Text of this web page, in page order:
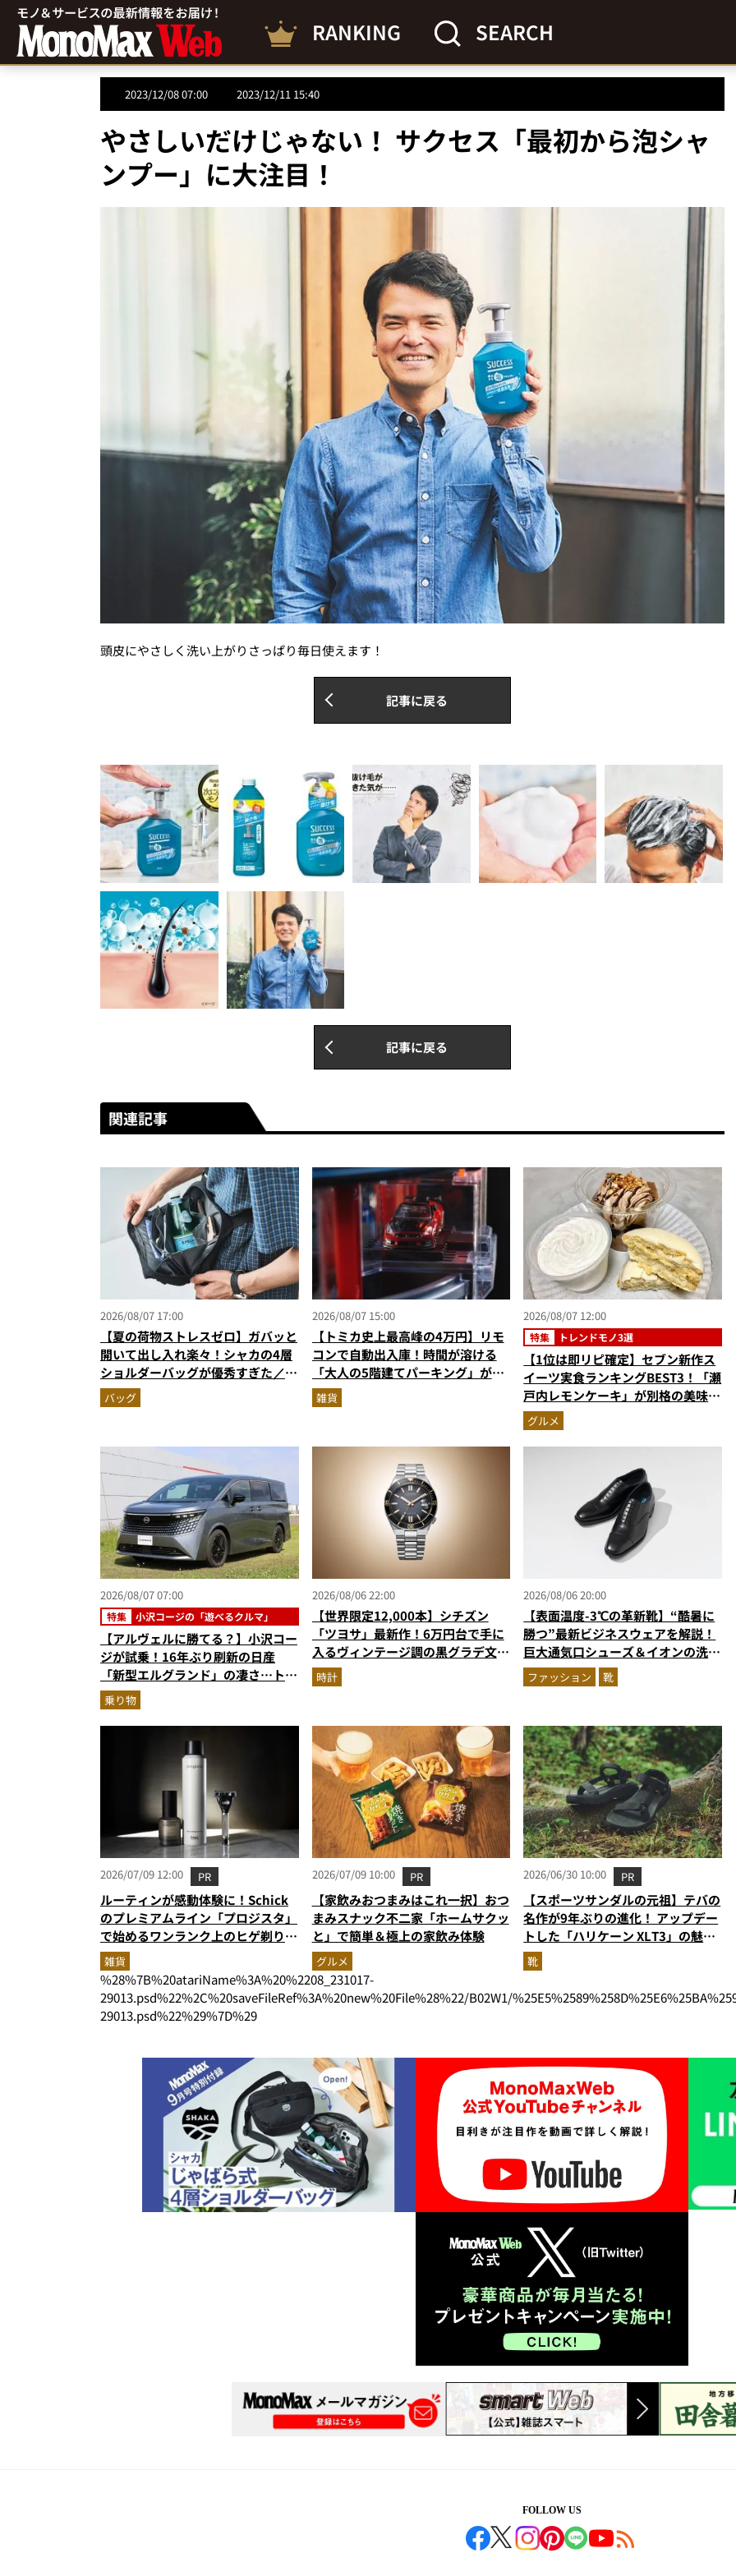
RANKING SEARCH
2023/12/08 07:00 2023/12/11 15:40
やさしいだけじゃない！ サクセス「最初から泡シャ
ンプー」に大注目！
頭皮にやさしく洗い上がりさっぱり毎日使えます！
記事に戻る
記事に戻る
関連記事
2026/08/07 17:00
【夏の荷物ストレスゼロ】ガバッと
開いて出し入れ楽々！シャカの4層
ショルダーバッグが優秀すぎた／
MonoMax9月号付録
バッグ
2026/08/07 15:00
【トミカ史上最高峰の4万円】リモ
コンで自動出入庫！時間が溶ける
「大人の5階建てパーキング」が凄
すぎる
雑貨
2026/08/07 12:00
特集 トレンドモノ3選
【1位は即リピ確定】セブン新作ス
イーツ実食ランキングBEST3！「瀬
戸内レモンケーキ」が別格の美味
さ…ショコラシフォンから塩バニラ
プリンまで本気レビュー
グルメ
2026/08/07 07:00
特集 小沢コージの「遊べるクルマ」
【アルヴェルに勝てる？】小沢コー
ジが試乗！16年ぶり刷新の日産
「新型エルグランド」の凄さ…トル
ク500Nm超の第3世代e-POWER＆
和の格調高きデザインを徹底チェッ
ク
乗り物
2026/08/06 22:00
【世界限定12,000本】シチズン
「ツヨサ」最新作！6万円台で手に
入るヴィンテージ調の黒グラデ文字
盤が男心をくすぐる
時計
2026/08/06 20:00
【表面温度-3℃の革新靴】“酷暑に
勝つ”最新ビジネスウェアを解説！
巨大通気口シューズ＆イオンの洗え
る1万円台セットアップほか
ファッション 靴
2026/07/09 12:00 PR
ルーティンが感動体験に！Schick
のプレミアムライン「プロジスタ」
で始めるワンランク上のヒゲ剃り習
慣
雑貨
2026/07/09 10:00 PR
【家飲みおつまみはこれ一択】おつ
まみスナック不二家「ホームサクッ
と」で簡単＆極上の家飲み体験
グルメ
2026/06/30 10:00 PR
【スポーツサンダルの元祖】テバの
名作が9年ぶりの進化！ アップデー
トした「ハリケーン XLT3」の魅力
を識者があらゆる角度から徹底解
説！
靴
%28%7B%20atariName%3A%20%2208_231017-
29013.psd%22%2C%20saveFileRef%3A%20new%20File%28%22/B02W1/
29013.psd%22%29%7D%29
FOLLOW US